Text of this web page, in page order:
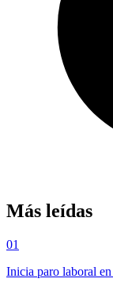
Más leídas
01
Inicia paro laboral